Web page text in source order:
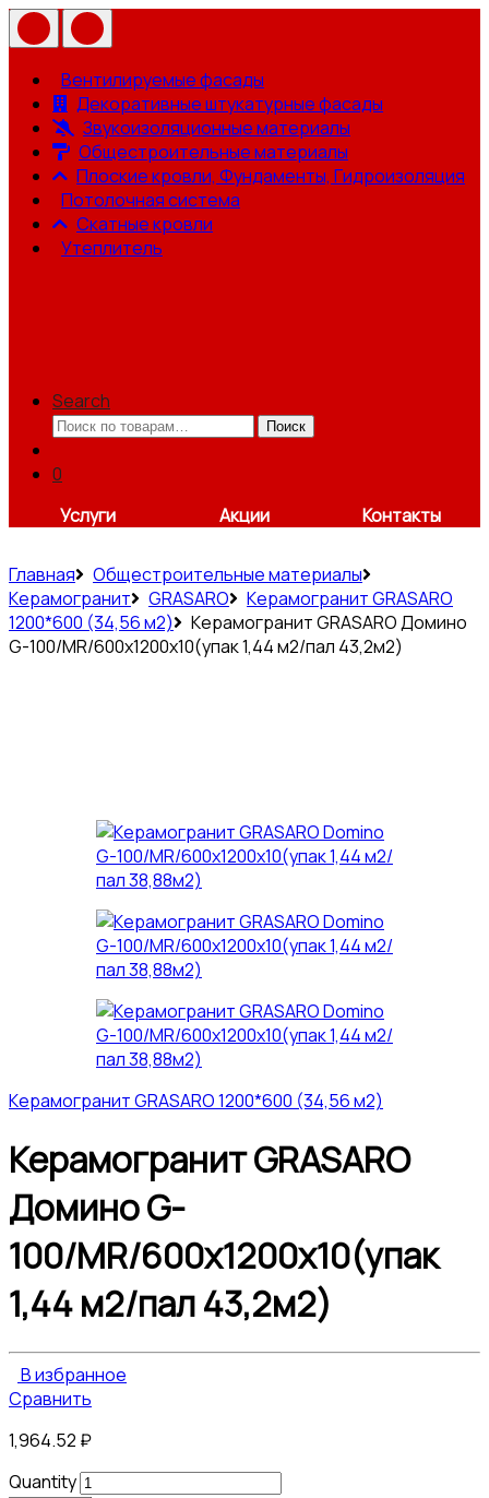
Вентилируемые фасады
Декоративные штукатурные фасады
Звукоизоляционные материалы
Общестроительные материалы
Плоские кровли, Фундаменты, Гидроизоляция
Потолочная система
Скатные кровли
Утеплитель
Search
Искать:
Поиск
0
Услуги
Акции Контакты
Главная
Общестроительные материалы
Керамогранит
GRASARO
Керамогранит GRASARO
1200*600 (34,56 м2)
Керамогранит GRASARO Домино
G-100/MR/600x1200x10(упак 1,44 м2/пал 43,2м2)
Керамогранит GRASARO 1200*600 (34,56 м2)
Керамогранит GRASARO
Домино G-
100/MR/600x1200x10(упак
1,44 м2/пал 43,2м2)
В избранное
Сравнить
1,964.52 ₽
Quantity